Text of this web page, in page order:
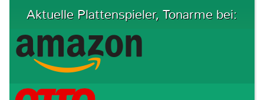
Aktuelle Plattenspieler, Tonarme bei: